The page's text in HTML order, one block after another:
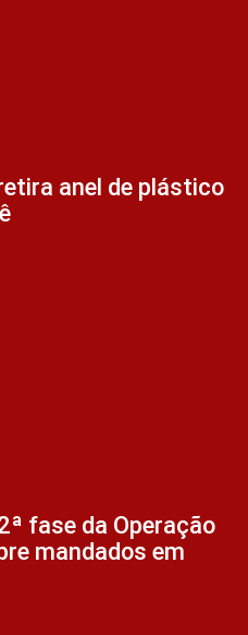
anel de plástico
fase da Operação
mandados em